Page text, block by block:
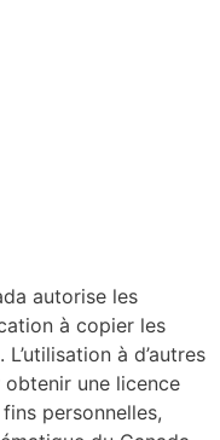
autorise les
à copier les
à d’autres
une licence
personnelles,